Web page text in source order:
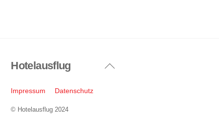
Back
Hotelausflug
Impressum Datenschutz
© Hotelausflug 2024